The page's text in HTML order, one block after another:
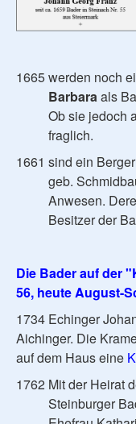
1665 werden noch
Barbaraals
Ob sie jedoch
fraglich.
1661 sind ein
geb.
Anwesen.
Besitzer der
Die Bader auf der
56, heute August-
1734 Echinger
Aichinger. Die
auf dem Haus eine
1762 Mit der Heirat
Steinburger